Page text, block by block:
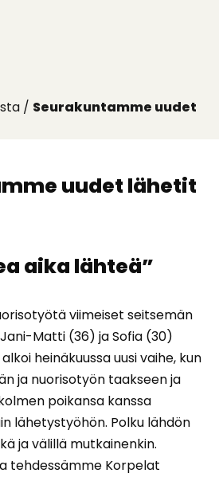
/ Seurakuntamme uudet
uudet lähetit
aika lähteä”
viimeiset seitsemän
Matti (36) ja Sofia (30)
heinäkuussa uusi vaihe, kun
ja nuorisotyön taakseen ja
poikansa kanssa
lähetystyöhön. Polku lähdön
ja välillä mutkainenkin.
tehdessämme Korpelat